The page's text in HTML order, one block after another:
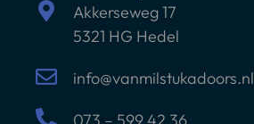
Akkerseweg 17
5321 HG Hedel
info@vanmilstukadoors.nl
073 – 599 42 36